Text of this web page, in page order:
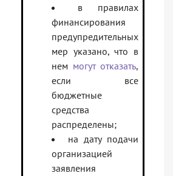
в правилах
финансирования
предупредительных
мер указано, что в
нем могут отказать,
если все
бюджетные
средства
распределены;
на дату подачи
организацией
заявления